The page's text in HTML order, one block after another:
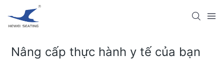
Nâng cấp thực hành y tế của bạn